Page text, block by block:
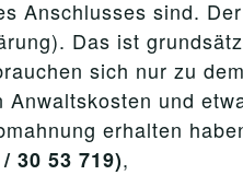
Anschlusses sind.
Das ist
sich nur zu
Anwaltskosten und
erhalten
30 53 719),